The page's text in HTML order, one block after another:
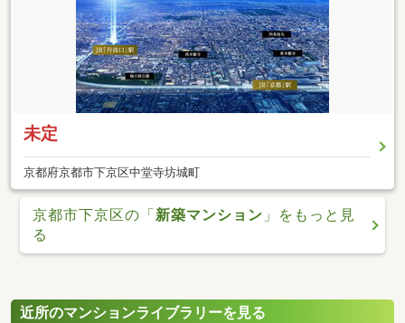
未定
京都府京都市下京区中堂寺坊城町
京都市下京区の「新築マンション 」をもっと見
る
近所のマンションライブラリーを見る